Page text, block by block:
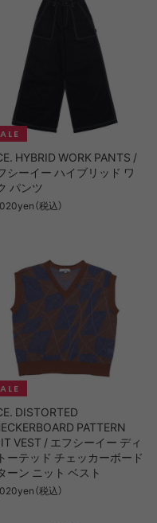
HYBRID WORK PANTS /
シーイー ハイブリッド ワ
パンツ
（税込）
DISTORTED
PATTERN
VEST / エフシーイー ディ
ーテッド チェッカーボード
ーン ニット ベスト
（税込）